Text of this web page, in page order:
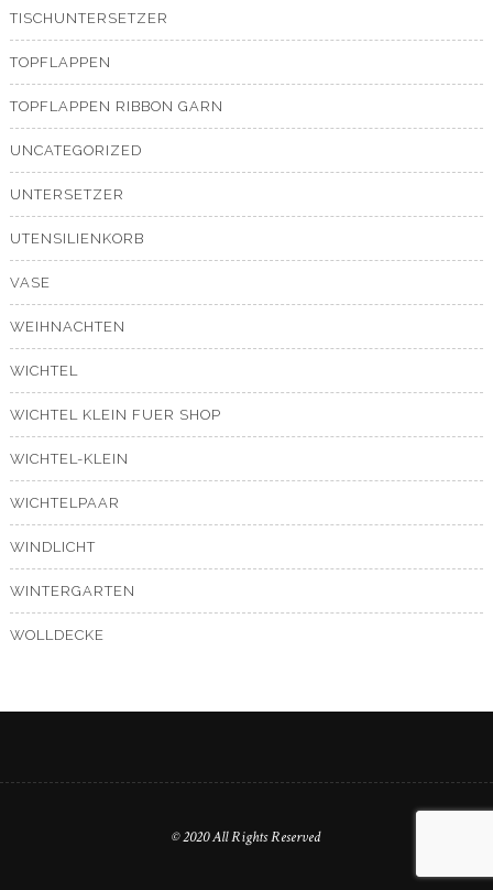
TISCHUNTERSETZER
TOPFLAPPEN
TOPFLAPPEN RIBBON GARN
UNCATEGORIZED
UNTERSETZER
UTENSILIENKORB
VASE
WEIHNACHTEN
WICHTEL
WICHTEL KLEIN FUER SHOP
WICHTEL-KLEIN
WICHTELPAAR
WINDLICHT
WINTERGARTEN
WOLLDECKE
© 2020 All Rights Reserved